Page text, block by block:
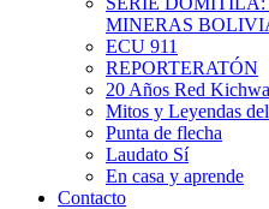
MINERAS
ECU 911
REPORTERATÓN
20 Años Red
Mitos y Leyendas
Punta de flecha
Laudato Sí
En casa y aprende
Contacto